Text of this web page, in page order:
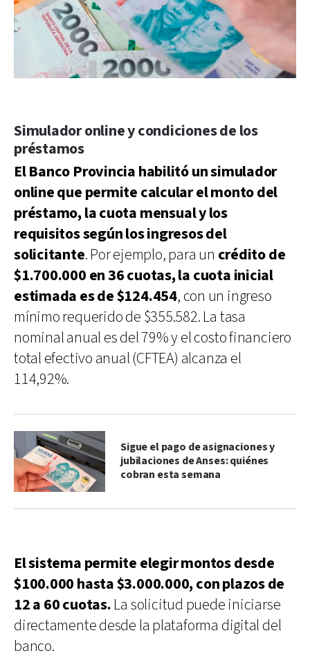
Simulador online y condiciones de los
préstamos
El Banco Provincia habilitó un simulador
online que permite calcular el monto del
préstamo, la cuota mensual y los
requisitos según los ingresos del
solicitante. Por ejemplo, para un crédito de
$1.700.000 en 36 cuotas, la cuota inicial
estimada es de $124.454, con un ingreso
mínimo requerido de $355.582. La tasa
nominal anual es del 79% y el costo financiero
total efectivo anual (CFTEA) alcanza el
114,92%.
Sigue el pago de asignaciones y
jubilaciones de Anses: quiénes
cobran esta semana
El sistema permite elegir montos desde
$100.000 hasta $3.000.000, con plazos de
12 a 60 cuotas.La solicitud puede iniciarse
directamente desde la plataforma digital del
banco.